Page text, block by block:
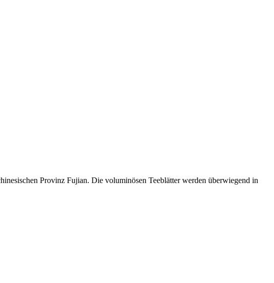
Provinz Fujian. Die voluminösen Teeblätter werden überwiegend in